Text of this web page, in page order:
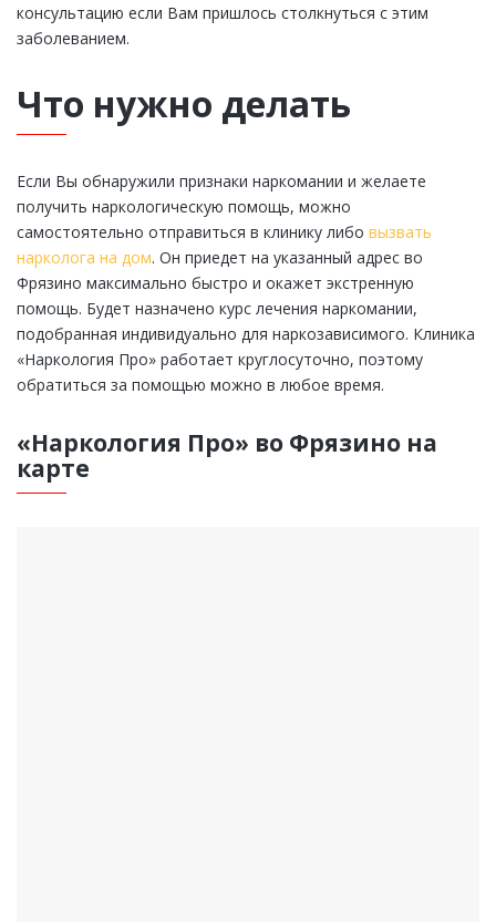
консультацию если Вам пришлось столкнуться с этим
заболеванием.
Что нужно делать
Если Вы обнаружили признаки наркомании и желаете
получить наркологическую помощь, можно
самостоятельно отправиться в клинику либо вызвать
нарколога на дом. Он приедет на указанный адрес во
Фрязино максимально быстро и окажет экстренную
помощь. Будет назначено курс лечения наркомании,
подобранная индивидуально для наркозависимого. Клиника
«Наркология Про» работает круглосуточно, поэтому
обратиться за помощью можно в любое время.
«Наркология Про» во Фрязино на
карте